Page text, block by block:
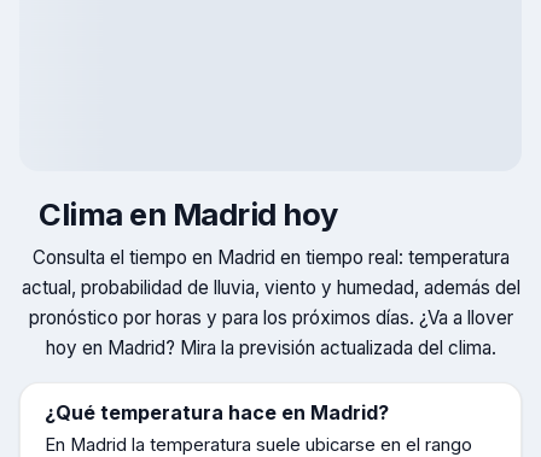
Clima en Madrid hoy
Consulta el tiempo en Madrid en tiempo real: temperatura
actual, probabilidad de lluvia, viento y humedad, además del
pronóstico por horas y para los próximos días. ¿Va a llover
hoy en Madrid? Mira la previsión actualizada del clima.
¿Qué temperatura hace en Madrid?
En Madrid la temperatura suele ubicarse en el rango